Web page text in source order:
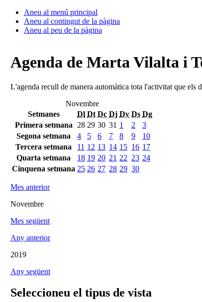
Aneu al menú principal
Aneu al contingut de la pàgina
Aneu al peu de la pàgina
Agenda de Marta Vilalta i
L'agenda recull de manera automàtica tota l'activitat que els
Novembre
Setmanes
Dl Dt Dc Dj Dv Ds Dg
Primera setmana
28 29 30 31 1 2
3
Segona setmana
4 5 6 7 8 9
10
Tercera setmana
11 12 13 14 15 16 17
Quarta setmana
18 19 20 21 22 23 24
Cinquena setmana 25 26 27 28 29 30
Mes anterior
Novembre
Mes següent
Any anterior
2019
Any següent
Seleccioneu el tipus de vista